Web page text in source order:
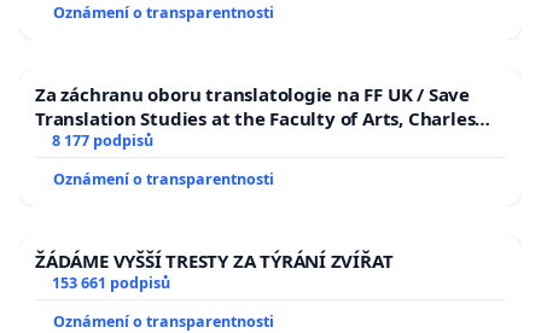
Oznámení o transparentnosti
Za záchranu oboru translatologie na FF UK / Save
Translation Studies at the Faculty of Arts, Charles
University
8 177 podpisů
Oznámení o transparentnosti
ŽÁDÁME VYŠŠÍ TRESTY ZA TÝRÁNÍ ZVÍŘAT
153 661 podpisů
Oznámení o transparentnosti